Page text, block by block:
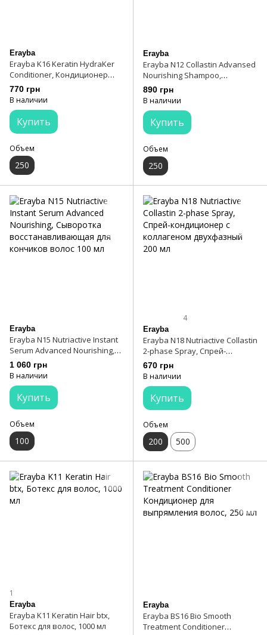
Erayba
Erayba K16 Keratin HydraKer
Conditioner, Кондиционер
кератиновый 250 мл
770 грн
В наличии
Купить
Объем
250
Erayba
Erayba N12 Collastin Advansed
Nourishing Shampoo,
Шампунь питательный с
коллагеном 250 мл
890 грн
В наличии
Купить
Объем
250
Erayba
Erayba N15 Nutriactive Instant
Serum Advanced Nourishing,
Сыворотка
восстанавливающая для
1 060 грн
В наличии
Купить
Объем
100
4
Erayba
Erayba N18 Nutriactive Collastin
2-phase Spray, Спрей-
кондиционер с коллагеном
двухфазный 200 мл
670 грн
В наличии
Купить
Объем
200 500
1
Erayba
Erayba K11 Keratin Hair btx,
Ботекс для волос, 1000 мл
Erayba
Erayba BS16 Bio Smooth
Treatment Conditioner